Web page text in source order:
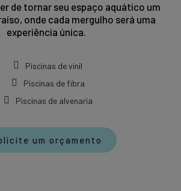
de tornar seu espaço aquático um
onde cada mergulho será uma
experiência única.
Piscinas de vinil
Piscinas de fibra
Piscinas de alvenaria
um orçamento